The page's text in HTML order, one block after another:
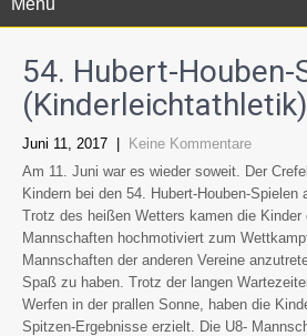
Menu
54. Hubert-Houben-
(Kinderleichtathletik)
Juni 11, 2017
Keine Kommentare
Am 11. Juni war es wieder soweit. Der
Kindern bei den 54. Hubert-Houben-Spielen
Trotz des heißen Wetters kamen die Kinder
Mannschaften hochmotiviert zum
Mannschaften der anderen Vereine
Spaß zu haben. Trotz der langen
Werfen in der prallen Sonne, haben die
Spitzen-Ergebnisse erzielt. Die U8-